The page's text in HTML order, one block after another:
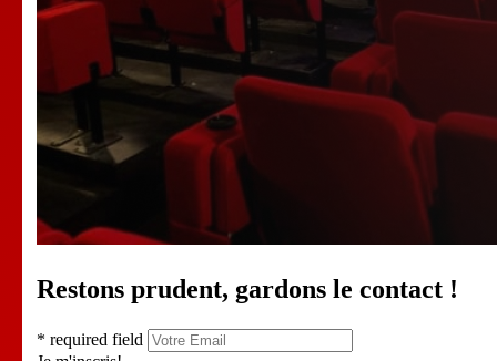
Restons prudent, gardons le contact !
* required field